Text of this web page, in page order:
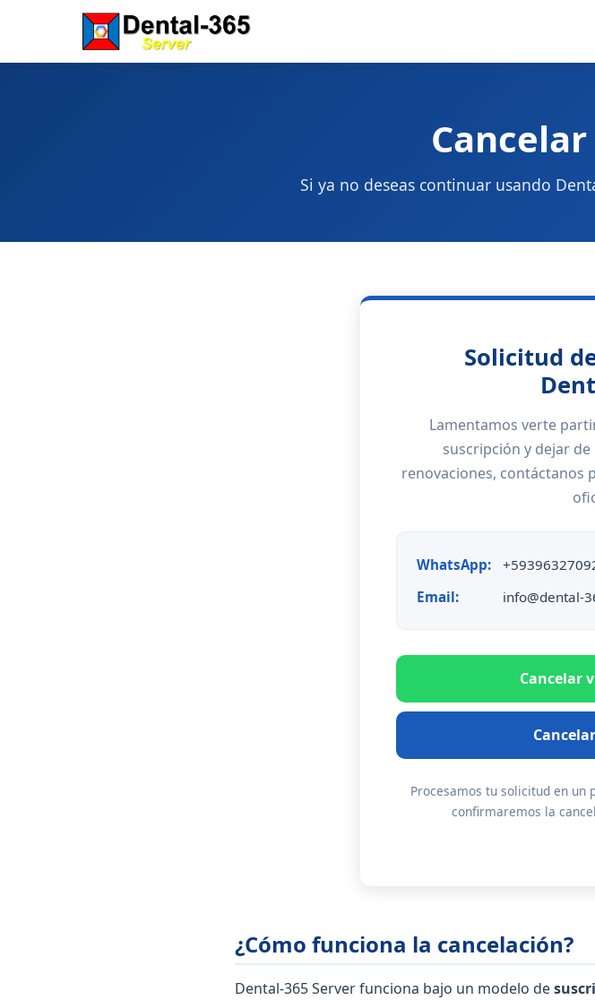
Si ya no deseas continuar usando
Solicitud
Lamentamos verte
suscripción y dejar
renovaciones, contáctanos
WhatsApp:
Email:
info@dental-
Cancelar
Procesamos tu solicitud en un
confirmaremos la
¿Cómo funciona la cancelación?
Dental-365 Server funciona bajo un modelo de